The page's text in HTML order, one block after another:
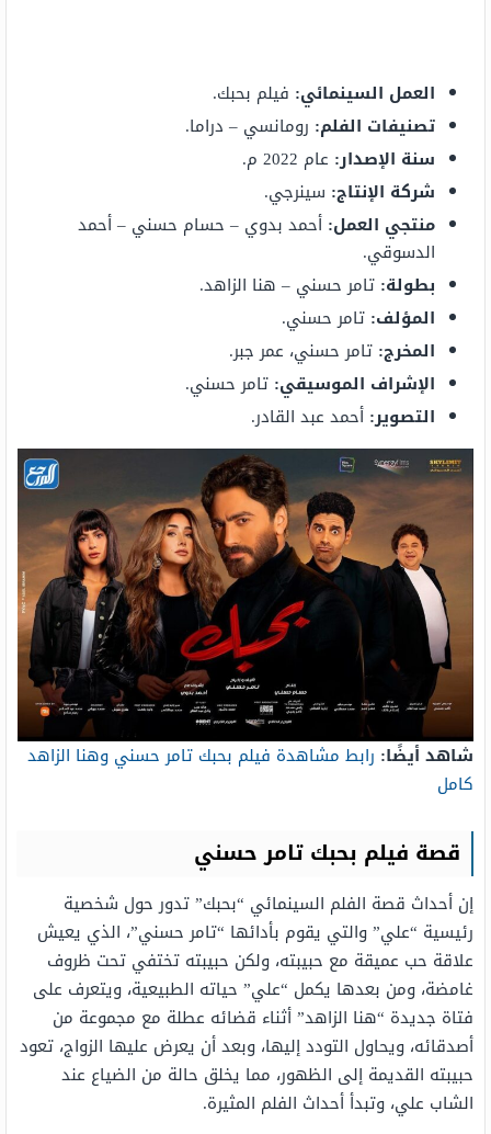
العمل السينمائي: فيلم بحبك.
تصنيفات الفلم: رومانسي – دراما.
سنة الإصدار: عام 2022 م.
شركة الإنتاج: سينرجي.
منتجي العمل: أحمد بدوي – حسام حسني – أحمد
الدسوقي.
بطولة: تامر حسني – هنا الزاهد.
المؤلف: تامر حسني.
المخرج: تامر حسني، عمر جبر.
الإشراف الموسيقي: تامر حسني.
التصوير: أحمد عبد القادر.
شاهد أيضًا: رابط مشاهدة فيلم بحبك تامر حسني وهنا الزاهد
كامل
قصة فيلم بحبك تامر حسني
إن أحداث قصة الفلم السينمائي “بحبك” تدور حول شخصية
رئيسية “علي” والتي يقوم بأدائها “تامر حسني”، الذي يعيش
علاقة حب عميقة مع حبيبته، ولكن حبيبته تختفي تحت ظروف
غامضة، ومن بعدها يكمل “علي” حياته الطبيعية، ويتعرف على
فتاة جديدة “هنا الزاهد” أثناء قضائه عطلة مع مجموعة من
أصدقائه، ويحاول التودد إليها، وبعد أن يعرض عليها الزواج، تعود
حبيبته القديمة إلى الظهور، مما يخلق حالة من الضياع عند
الشاب علي، وتبدأ أحداث الفلم المثيرة.